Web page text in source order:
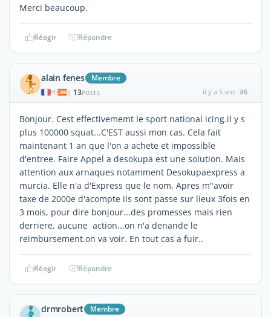
Merci beaucoup.
Réagir Répondre
alain fenes Membre
| 13POSTS il y a 5 ans #6
Bonjour. Cest effectivememt le sport national icing.il y s
plus 100000 squat...C'EST aussi mon cas. Cela fait
maintenant 1 an que l'on a achete et impossible
d'entree. Faire Appel a desokupa est une solution. Mais
attention aux arnaques notamment Desokupaexpress a
murcia. Elle n'a d'Express que le nom. Apres m"avoir
taxe de 2000e d'acompte ils sont passe sur lieux 3fois en
3 mois, pour dire bonjour...des promesses mais rien
derriere, aucune action...on n'a denande le
reimbursement.on va voir. En tout cas a fuir..
Réagir Répondre
drmrobert Membre